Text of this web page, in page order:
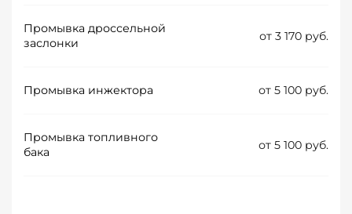
Промывка дроссельной
заслонки
от 3 170 руб.
Промывка инжектора от 5 100 руб.
Промывка топливного
бака
от 5 100 руб.